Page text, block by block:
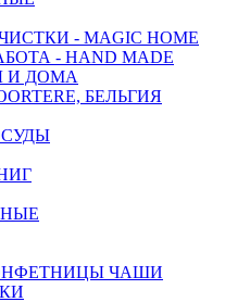
- MAGIC HOME
- HAND MADE
И ДОМА
БЕЛЬГИЯ
ЧАШИ